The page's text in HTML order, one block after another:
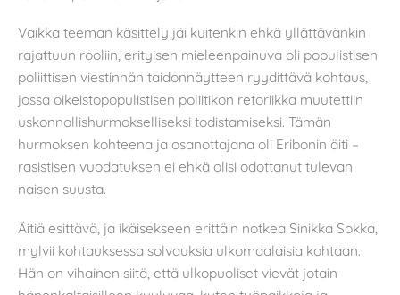
Vaikka teeman käsittely jäi kuitenkin ehkä yllättävänkin
rajattuun rooliin, erityisen mieleenpainuva oli populistisen
poliittisen viestinnän taidonnäytteen ryydittävä kohtaus,
jossa oikeistopopulistisen poliitikon retoriikka muutettiin
uskonnollishurmokselliseksi todistamiseksi. Tämän
hurmoksen kohteena ja osanottajana oli Eribonin äiti –
rasistisen vuodatuksen ei ehkä olisi odottanut tulevan
naisen suusta.
Äitiä esittävä, ja ikäisekseen erittäin notkea Sinikka Sokka,
mylvii kohtauksessa solvauksia ulkomaalaisia kohtaan.
Hän on vihainen siitä, että ulkopuoliset vievät jotain